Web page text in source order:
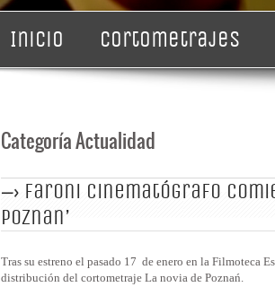
Inicio Cortometrajes
Categoría Actualidad
faroni cinematógrafo
poznan’
Tras su estreno el pasado 17 de enero en la Filmoteca
distribución del cortometraje La novia de Poznań.